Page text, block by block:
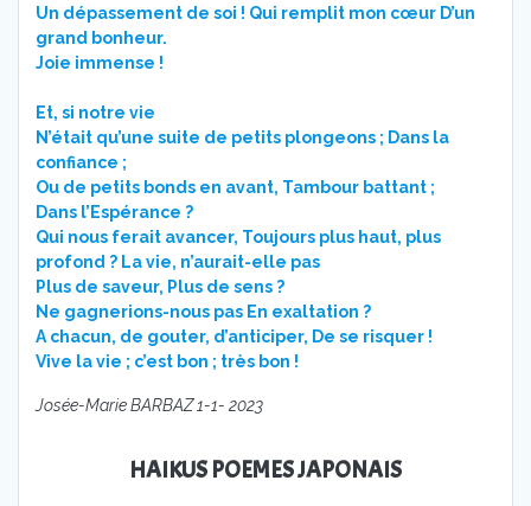
Un dépassement de soi ! Qui remplit mon cœur D’un
grand bonheur.
Joie immense !
Et, si notre vie
N’était qu’une suite de petits plongeons ; Dans la
confiance ;
Ou de petits bonds en avant, Tambour battant ;
Dans l’Espérance ?
Qui nous ferait avancer, Toujours plus haut, plus
profond ? La vie, n’aurait-elle pas
Plus de saveur, Plus de sens ?
Ne gagnerions-nous pas En exaltation ?
A chacun, de gouter, d’anticiper, De se risquer !
Vive la vie ; c’est bon ; très bon !
Josée-Marie BARBAZ 1-1- 2023
HAIKUS POEMES JAPONAIS